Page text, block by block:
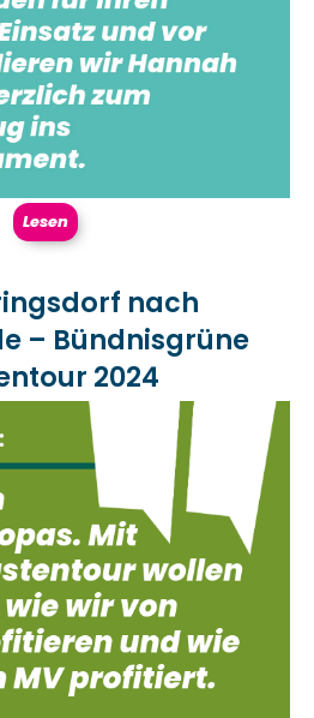
Lesen
nach
– Bündnisgrüne
2024